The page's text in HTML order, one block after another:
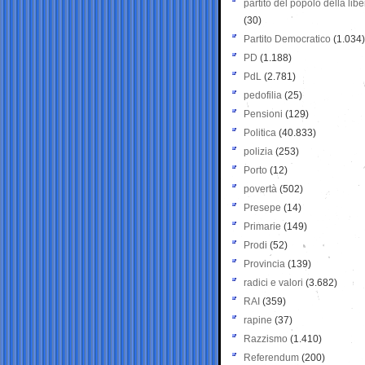
partito del popolo della
(30)
Partito Democratico (1.034)
PD (1.188)
PdL (2.781)
pedofilia (25)
Pensioni (129)
Politica (40.833)
polizia (253)
Porto (12)
povertà (502)
Presepe (14)
Primarie (149)
Prodi (52)
Provincia (139)
radici e valori (3.682)
RAI (359)
rapine (37)
Razzismo (1.410)
Referendum (200)